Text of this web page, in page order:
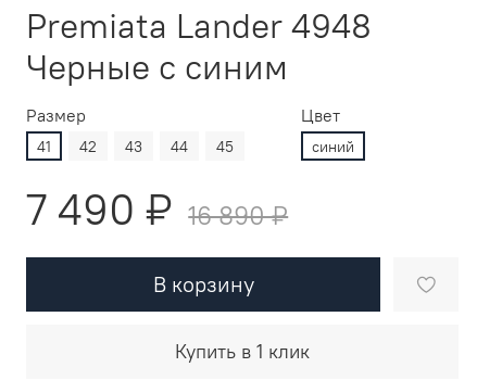
Premiata Lander 4948
Черные с синим
Размер
41 42 43 44 45
Цвет
синий
7 490 ₽ 16 890 ₽
В корзину
Купить в 1 клик